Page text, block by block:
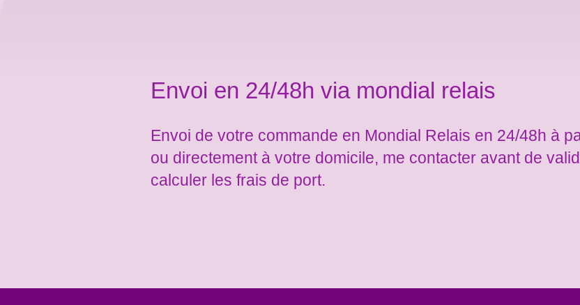
Envoi en 24/48h via mondial relais
Envoi de votre commande en Mondial Relais en 24/48h à
ou directement à votre domicile, me contacter avant de
calculer les frais de port.